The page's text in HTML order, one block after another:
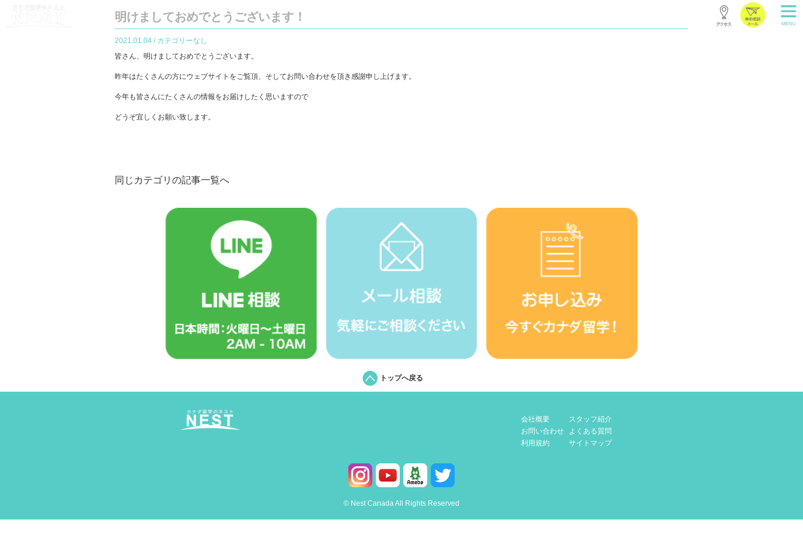
明けましておめでとうございます！
2021.01.04 / カテゴリーなし
皆さん、明けましておめでとうございます。
昨年はたくさんの方にウェブサイトをご覧頂、そしてお問い合わせを頂き感謝申し上げます。
今年も皆さんにたくさんの情報をお届けしたく思いますので
どうぞ宜しくお願い致します。
同じカテゴリの記事一覧へ
トップへ戻る
会社概要
スタッフ紹介
お問い合わせ
よくある質問
利用規約
サイトマップ
© Nest Canada All Rights Reserved